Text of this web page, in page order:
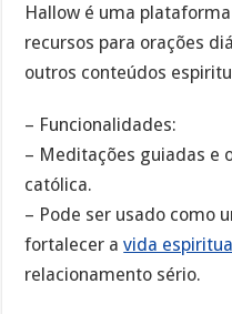
Hallow é uma
recursos para orações
outros conteúdos
– Funcionalidades:
– Meditações guiadas e
católica.
– Pode ser usado como
fortalecer avida
relacionamento sério.